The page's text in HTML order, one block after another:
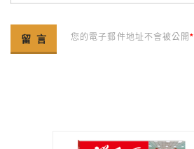
您的電子郵件地址不會被公開*